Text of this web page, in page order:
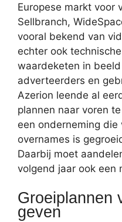
Europese markt voor
Sellbranch,
vooral bekend van
echter ook
waardeketen in
adverteerders en
Azerion leende al
plannen naar voren
een onderneming die
overnames is
Daarbij moet
volgend jaar ook een
Groeiplannen
geven